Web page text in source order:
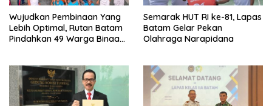
Wujudkan Pembinaan Yang
Lebih Optimal, Rutan Batam
Pindahkan 49 Warga Binaan
Semarak HUT RI ke-81, Lapas
Batam Gelar Pekan
Olahraga Narapidana